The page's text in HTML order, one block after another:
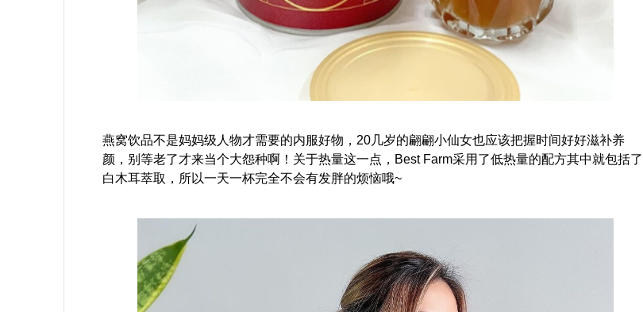
燕窝饮品不是妈妈级人物才需要的内服好物，20几岁的翩翩小仙女也应该把握时间好好滋补养
颜，别等老了才来当个大怨种啊！关于热量这一点，Best Farm采用了低热量的配方其中就包括了
白木耳萃取，所以一天一杯完全不会有发胖的烦恼哦~